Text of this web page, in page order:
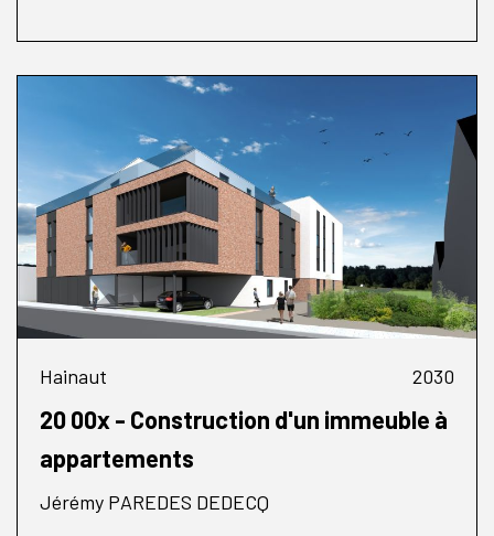
Hainaut 2030
20 00x - Construction d'un immeuble à
appartements
Jérémy PAREDES DEDECQ